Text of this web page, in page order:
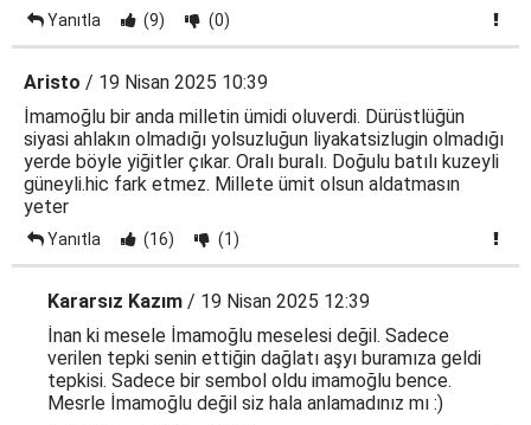
Yanıtla (9) (0)
Aristo / 19 Nisan 2025 10:39
İmamoğlu bir anda milletin ümidi oluverdi. Dürüstlüğün
siyasi ahlakın olmadığı yolsuzluğun liyakatsizlugin olmadığı
yerde böyle yiğitler çıkar. Oralı buralı. Doğulu batılı kuzeyli
güneyli.hic fark etmez. Millete ümit olsun aldatmasın
yeter
Yanıtla (16) (1)
Kararsız Kazım / 19 Nisan 2025 12:39
İnan ki mesele İmamoğlu meselesi değil. Sadece
verilen tepki senin ettiğin dağlatı aşyı buramıza geldi
tepkisi. Sadece bir sembol oldu imamoğlu bence.
Mesrle İmamoğlu değil siz hala anlamadınız mı :)